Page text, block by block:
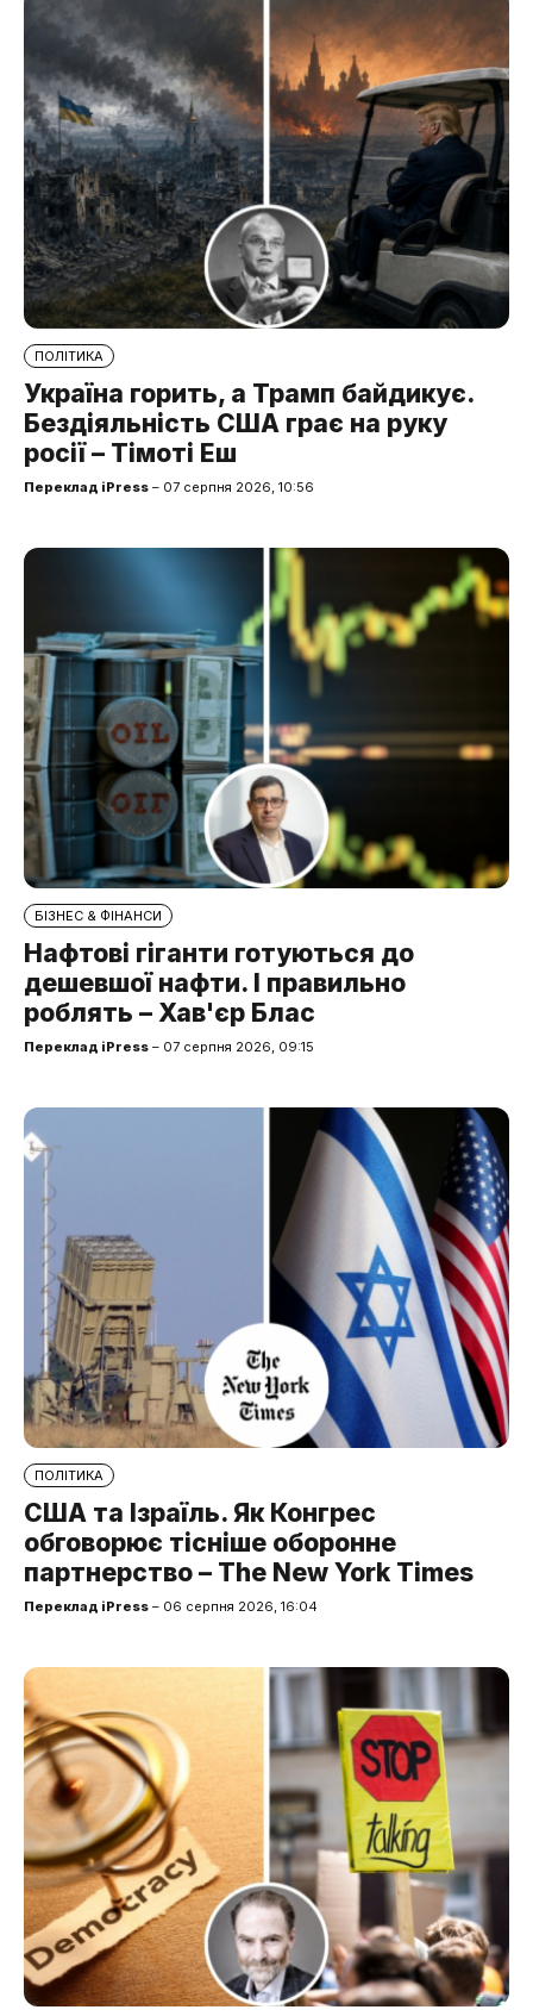
ПОЛІТИКА
Україна горить, а Трамп байдикує.
Бездіяльність США грає на руку
росії – Тімоті Еш
Переклад iPress – 07 серпня 2026, 10:56
БІЗНЕС & ФІНАНСИ
Нафтові гіганти готуються до
дешевшої нафти. І правильно
роблять – Хав'єр Блас
Переклад iPress – 07 серпня 2026, 09:15
ПОЛІТИКА
США та Ізраїль. Як Конгрес
обговорює тісніше оборонне
партнерство – The New York Times
Переклад iPress – 06 серпня 2026, 16:04